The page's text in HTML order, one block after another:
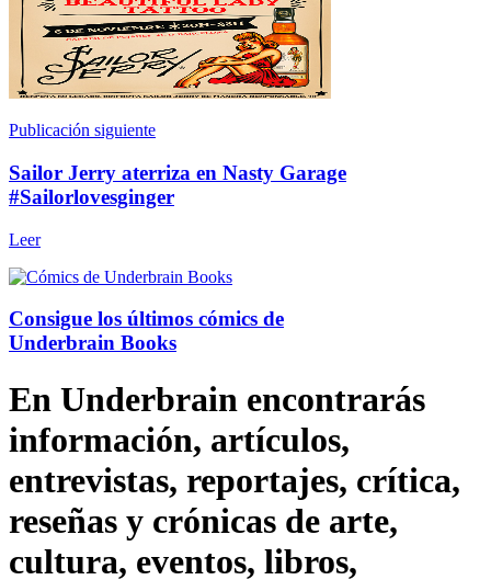
Publicación siguiente
Sailor Jerry aterriza en Nasty Garage
#Sailorlovesginger
Leer
Consigue los últimos cómics de
Underbrain Books
En Underbrain encontrarás
información, artículos,
entrevistas, reportajes, crítica,
reseñas y crónicas de arte,
cultura, eventos, libros,